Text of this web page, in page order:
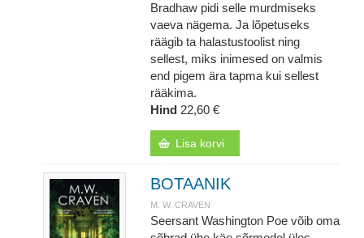
Bradhaw pidi selle murdmiseks
vaeva nägema. Ja lõpetuseks
räägib ta halastustoolist ning
sellest, miks inimesed on valmis
end pigem ära tapma kui sellest
rääkima.
Hind 22,60 €
Lisa korvi
BOTAANIK
M. W. CRAVEN
Seersant Washington Poe võib oma